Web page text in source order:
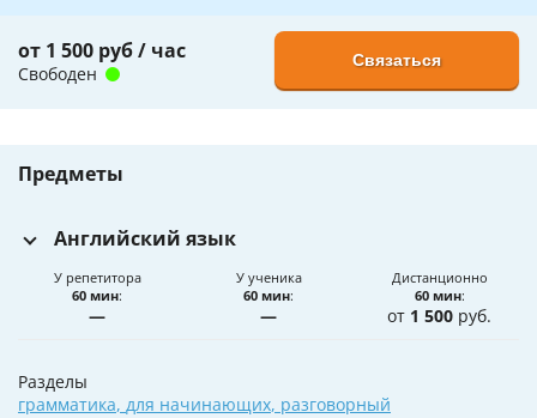
от 1 500 руб / час
Свободен
Связаться
Предметы
Английский язык
У репетитора
60 мин:
—
У ученика
60 мин:
—
Дистанционно
60 мин:
от 1 500 руб.
Разделы
грамматика, для начинающих, разговорный